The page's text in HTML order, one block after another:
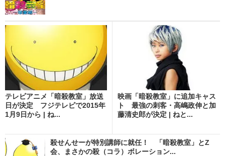
テレビアニメ「暗殺教室」放送
日が決定 フジテレビで2015年
1月9日から | ね...
映画「暗殺教室」に追加キャス
ト 最強の刺客・高嶋政伸と加
藤清史郎が決定 | ねと...
殺せんせーが特別講師に就任！ 「暗殺教室」とZ
会、まさかの殺（コラ）ボレーション...